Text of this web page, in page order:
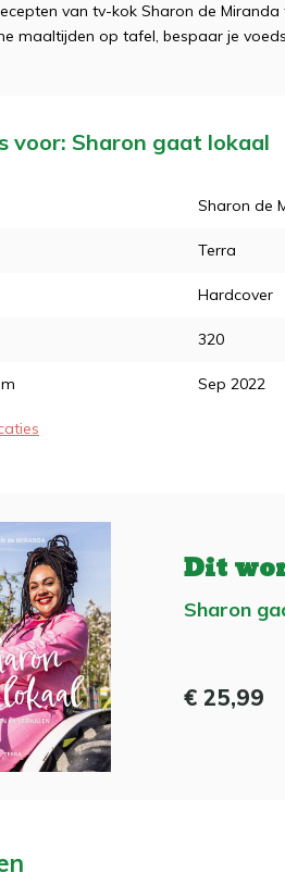
van tv-kok Sharon de
maaltijden op tafel, bespaar je
voor: Sharon gaat lokaal
Sharon de
Terra
Hardcover
320
Sep 2022
Dit
Sharon
€ 25,99